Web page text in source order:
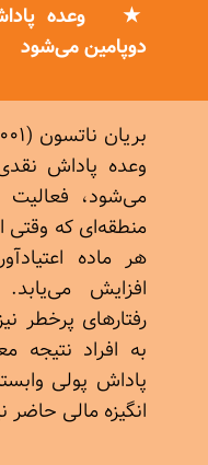
وعده
دوپامین می‌شود
وعده پاداش
می‌شود،
منطقه‌ای که وقتی
هر ماده
افزایش
رفتارهای پرخطر
به افراد
پاداش پولی
انگیزه مالی حاضر